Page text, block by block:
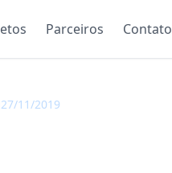
Parceiros Contato
27/11/2019